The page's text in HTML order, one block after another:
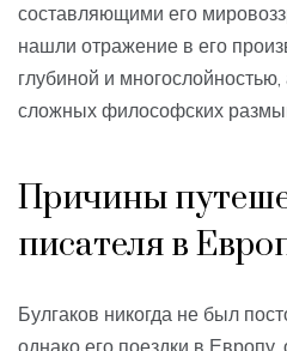
составляющими его
нашли отражение в его
глубиной и
сложных философских
Причины
писателя в
Булгаков никогда не был